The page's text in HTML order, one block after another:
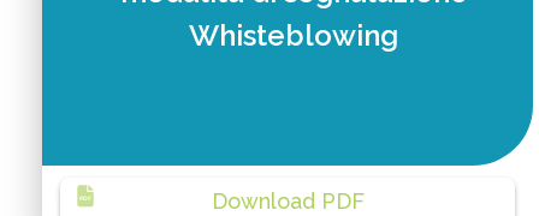
Whisteblowing
Download PDF